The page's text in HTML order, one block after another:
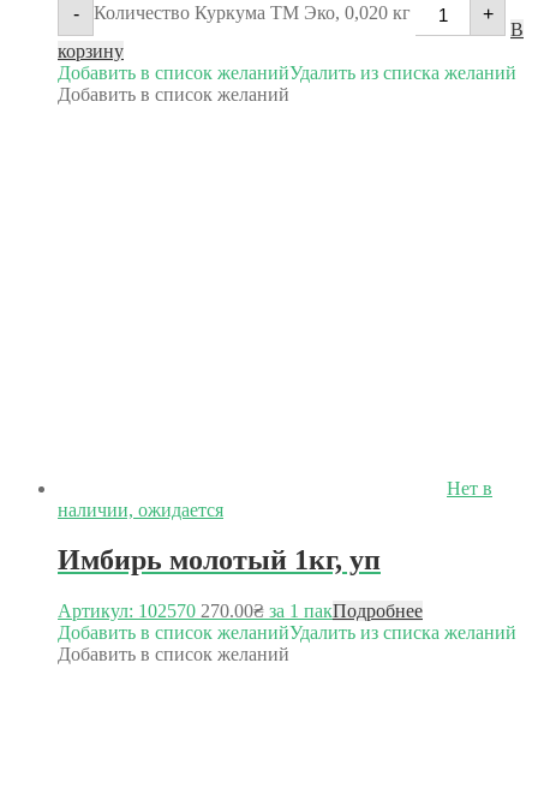
-
Количество Куркума ТМ Эко, 0,020 кг +
В
корзину
Добавить в список желанийУдалить из списка желаний
Добавить в список желаний
Нет в
наличии, ожидается
Имбирь молотый 1кг, уп
Артикул: 102570 270.00₴ за 1 пакПодробнее
Добавить в список желанийУдалить из списка желаний
Добавить в список желаний